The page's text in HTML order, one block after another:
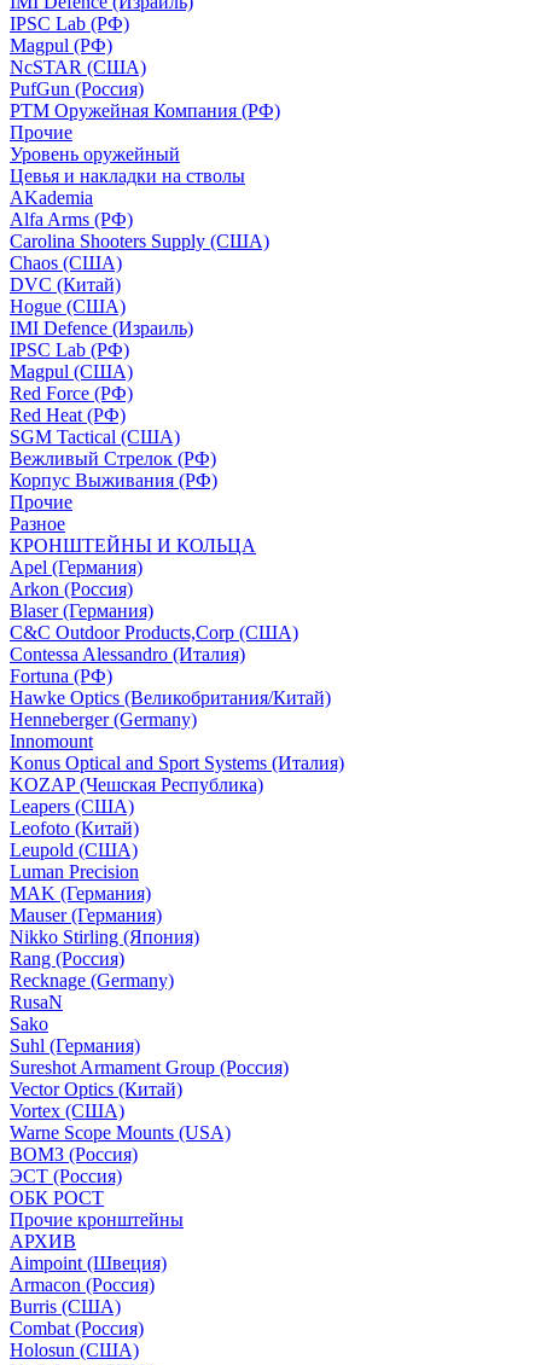
IPSC Lab (РФ)
Magpul (РФ)
NcSTAR (США)
PufGun (Россия)
РТМ Оружейная Компания (РФ)
Прочие
Уровень оружейный
Цевья и накладки на стволы
AKademia
Alfa Arms (РФ)
Carolina Shooters Supply (США)
Chaos (США)
DVC (Китай)
Hogue (США)
IMI Defence (Израиль)
IPSC Lab (РФ)
Magpul (США)
Red Force (РФ)
Red Heat (РФ)
SGM Tactical (США)
Вежливый Стрелок (РФ)
Корпус Выживания (РФ)
Прочие
Разное
КРОНШТЕЙНЫ И КОЛЬЦА
Apel (Германия)
Arkon (Россия)
Blaser (Германия)
C&C Outdoor Products,Corp (США)
Contessa Alessandro (Италия)
Fortuna (РФ)
Hawke Optics (Великобритания/Китай)
Henneberger (Germany)
Innomount
Konus Optical and Sport Systems (Италия)
KOZAP (Чешская Республика)
Leapers (США)
Leofoto (Китай)
Leupold (США)
Luman Precision
MAK (Германия)
Mauser (Германия)
Nikko Stirling (Япония)
Rang (Россия)
Recknage (Germany)
RusaN
Sako
Suhl (Германия)
Sureshot Armament Group (Россия)
Vector Optics (Китай)
Vortex (США)
Warne Scope Mounts (USA)
ВОМЗ (Россия)
ЭСТ (Россия)
ОБК РОСТ
Прочие кронштейны
АРХИВ
Aimpoint (Швеция)
Armacon (Россия)
Burris (США)
Combat (Россия)
Holosun (США)